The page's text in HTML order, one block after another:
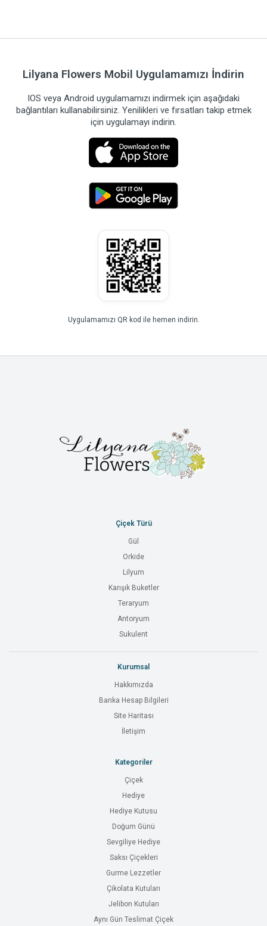
Lilyana Flowers Mobil Uygulamamızı İndirin
IOS veya Android uygulamamızı indirmek için aşağıdaki
bağlantıları kullanabilirsiniz. Yenilikleri ve fırsatları takip etmek
için uygulamayı indirin.
Uygulamamızı QR kod ile hemen indirin.
Çiçek Türü
Gül
Orkide
Lilyum
Karışık Buketler
Teraryum
Antoryum
Sukulent
Kurumsal
Hakkımızda
Banka Hesap Bilgileri
Site Haritası
İletişim
Kategoriler
Çiçek
Hediye
Hediye Kutusu
Doğum Günü
Sevgiliye Hediye
Saksı Çiçekleri
Gurme Lezzetler
Çikolata Kutuları
Jelibon Kutuları
Aynı Gün Teslimat Çiçek